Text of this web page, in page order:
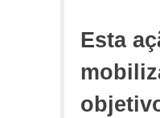
Esta